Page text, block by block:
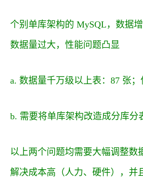
个别单库架构的 MySQL，数据
数据量过大，性能问题凸显
a. 数据量千万级以上表：87 张
b. 需要将单库架构改造成分库分
以上两个问题均需要大幅调整数
解决成本高（人力、硬件），并